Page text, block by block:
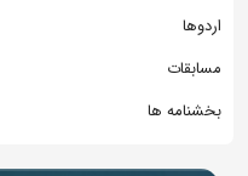
اردوها
مسابقات
بخشنامه ها